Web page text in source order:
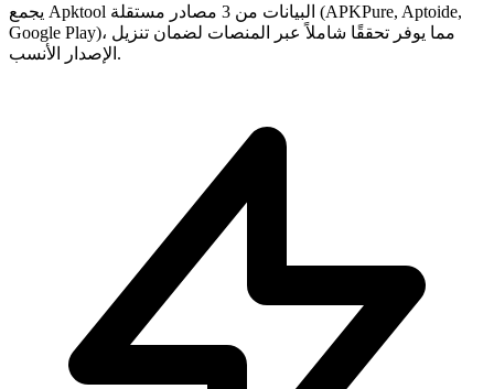
يجمع Apktool البيانات من 3 مصادر مستقلة (APKPure, Aptoide,
Google Play)، مما يوفر تحققًا شاملاً عبر المنصات لضمان تنزيل
الإصدار الأنسب.